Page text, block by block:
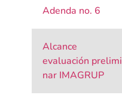
Adenda no. 6
Alcance
evaluación prelimi
nar IMAGRUP